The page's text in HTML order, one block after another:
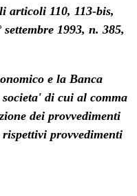
articoli 110, 113-bis,
1993, n. 385,
e la Banca
di cui al comma
dei provvedimenti
provvedimenti